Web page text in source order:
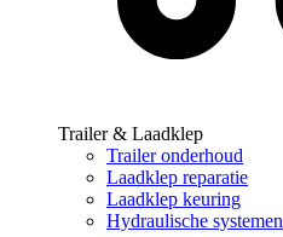
Trailer & Laadklep
Trailer onderhoud
Laadklep reparatie
Laadklep keuring
Hydraulische systemen